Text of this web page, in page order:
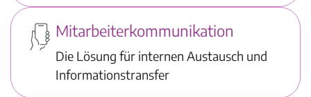
Mitarbeiterkommunikation
Die Lösung für internen Austausch und
Informationstransfer